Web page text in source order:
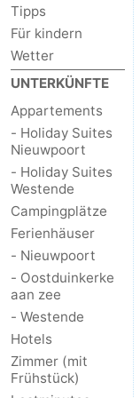
Tipps
Für kindern
Wetter
UNTERKÜNFTE
Appartements
- Holiday Suites
Nieuwpoort
- Holiday Suites
Westende
Campingplätze
Ferienhäuser
- Nieuwpoort
- Oostduinkerke
aan zee
- Westende
Hotels
Zimmer (mit
Frühstück)